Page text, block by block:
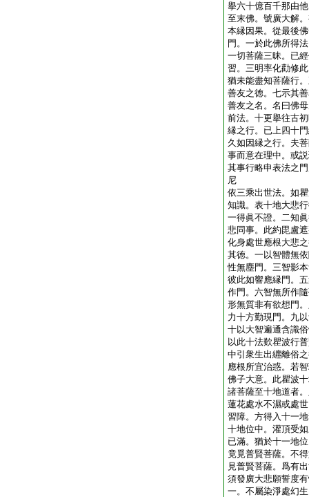
擧六十億百千那由
至末佛。號廣大解
本縁因果。從最後
門。一於此佛所得
一切菩薩三昧。已
習。三明率化勸修
猶未能盡知菩薩行
善友之徳。七示其
善友之名。名曰佛
前法。十更擧往古
縁之行。已上四十
久如因縁之行。夫
事而意在理中。或
其事行略申表法之
尼
依三乘出世法。如
知識。表十地大悲
一得眞不證。二知
悲同事。此約毘盧
化身處世應根大悲
其徳。一以智體無
性無塵門。三智影
彼此如響應縁門。
作門。六智無所作
形無質非有欲想門
力十方勤現門。九
十以大智遍通含識
以此十法歎瞿波行
中引衆生出纒離俗
應根所宜治惑。若
佛子大意。此瞿波
諸菩薩至十地道者
蓮花處水不濕或處
習障。方得入十一
十地位中。灌頂受
已滿。猶於十一地
竟覓普賢菩薩。不
見普賢菩薩。爲有
須發廣大悲願誓度
一。不屬染淨處幻